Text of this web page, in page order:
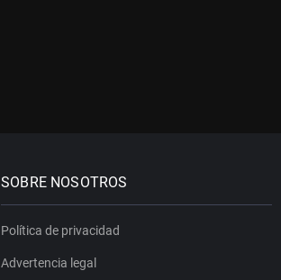
SOBRE NOSOTROS
Política de privacidad
Advertencia legal